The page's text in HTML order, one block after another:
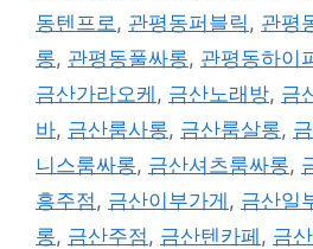
동텐프로 , 관평동퍼블릭 , 관평
롱, 관평동풀싸롱, 관평동하이
금산가라오케 , 금산노래방, 금
바, 금산룸사롱, 금산룸살롱,
니스룸싸롱, 금산셔츠룸싸롱,
흥주점 , 금산이부가게 , 금산일
롱, 금산주점 , 금산텐카페 , 금